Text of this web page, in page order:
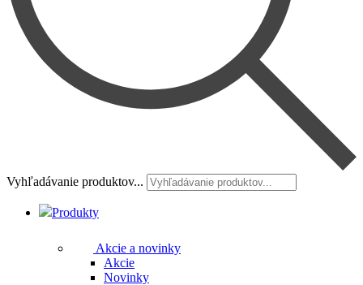
Vyhľadávanie produktov...
Produkty
Akcie a novinky
Akcie
Novinky